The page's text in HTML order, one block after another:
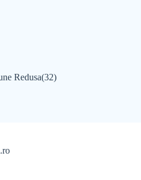
Redusa(32)